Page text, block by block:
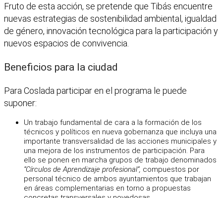
Fruto de esta acción, se pretende que Tibás encuentre
nuevas estrategias de sostenibilidad ambiental, igualdad
de género, innovación tecnológica para la participación y
nuevos espacios de convivencia.
Beneficios para la ciudad
Para Coslada participar en el programa le puede
suponer:
Un trabajo fundamental de cara a la formación de los
técnicos y políticos en nueva gobernanza que incluya una
importante transversalidad de las acciones municipales y
una mejora de los instrumentos de participación. Para
ello se ponen en marcha grupos de trabajo denominados
“Círculos de Aprendizaje profesional”, compuestos por
personal técnico de ambos ayuntamientos que trabajan
en áreas complementarias en torno a propuestas